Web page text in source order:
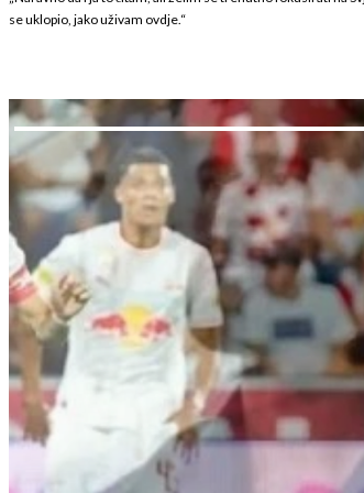
se uklopio, jako uživam ovdje.“